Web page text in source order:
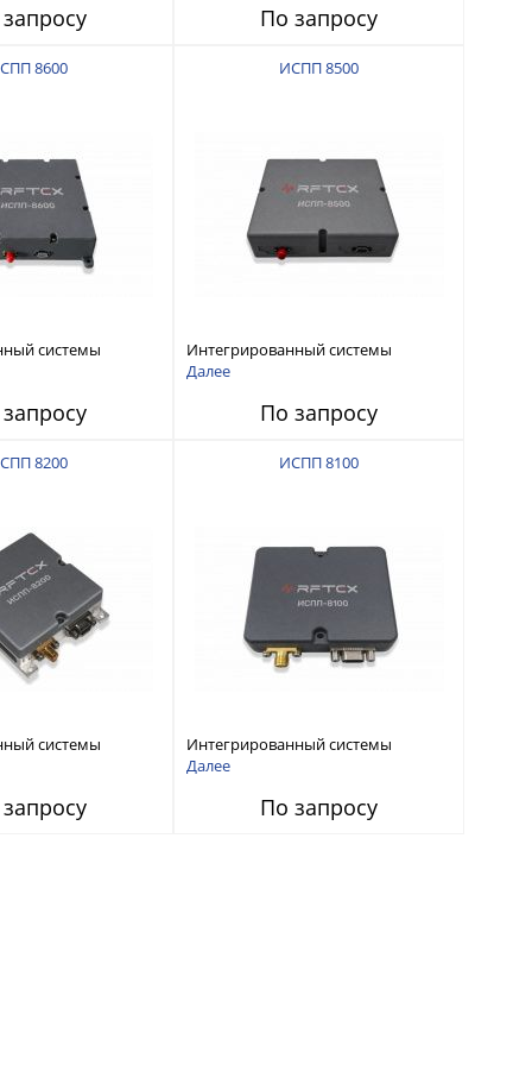
По запросу
8600
системы
помех RFТех
ИСПП 8500
Интегрированный системы
защиты от ГНСС-помех RFТех
Далее
По запросу
8200
системы
помех RFТех
ИСПП 8100
Интегрированный системы
защиты от ГНСС-помех RFТех
Далее
По запросу